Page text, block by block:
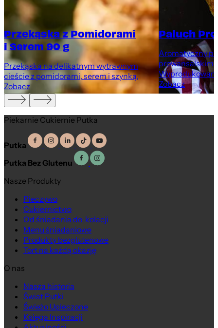
Przekąska z Pomidorami
i Serem 90 g
Przekąska na delikatnym wytrawnym
cieście z pomidorami, serem i szynką.
Zobacz
Paluch
Aromatyczny
prowansalskimi
Zobacz
Piekarnie Cukiernie Putka
Putka
Putka Bez Glutenu
Nasze Produkty
Pieczywo
Cukiernictwo
Od śniadania do kolacji
Menu śniadaniowe
Produkty bezglutenowe
Tort na każdą okazję
O nas
Nasza historia
Świat Putki
Świeżo Upieczone
Księga Inspiracji